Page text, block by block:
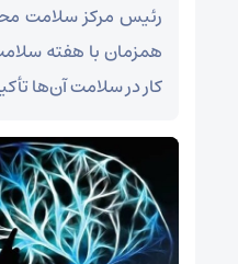
رئیس مرکز سلامت
همزمان با هفته
کار در سلامت آن‌ها